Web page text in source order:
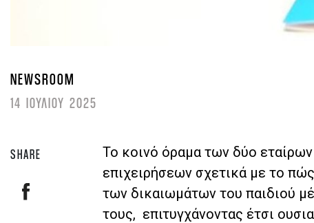
NEWSROOM
14 ΙΟΥΛΙΟΥ 2025
SHARE
Το κοινό όραμα των δύο
επιχειρήσεων σχετικά με το
των δικαιωμάτων του παιδιού
τους, επιτυγχάνοντας έτσι